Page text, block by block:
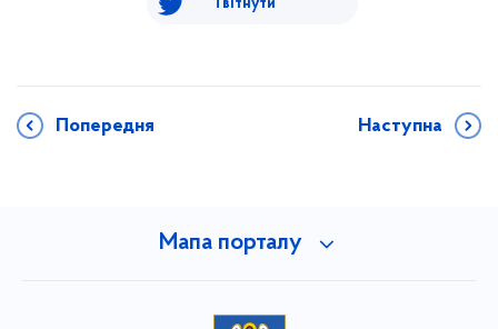
Твітнути
Попередня Наступна
Мапа порталу